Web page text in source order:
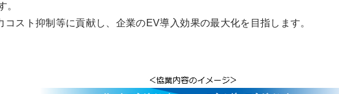
。
スト抑制等に貢献し、企業のEV導入効果の最大化を目指します。